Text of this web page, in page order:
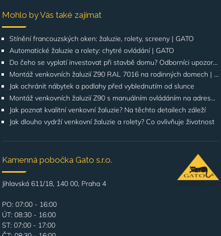
Mohlo by Vás také zajímat
Stínění francouzských oken: žaluzie, rolety, screeny | GATO
Automatické žaluzie a rolety: chytré ovládání | GATO
Do čeho se vyplatí investovat při stavbě domu? Odborníci upozorňují na stínění oken
Montáž venkovních žaluzií Z90 RAL 7016 na rodinných domech | Případová studie
Jak ochránit nábytek a podlahy před vyblednutím od slunce
Montáž venkovních žaluzií Z90 s manuálním ovládáním na adrese Štúrova, Praha 4
Jak poznat kvalitní venkovní žaluzie? Na těchto detailech záleží
Jak dlouho vydrží venkovní žaluzie a rolety? Co ovlivňuje životnost
Kamenná pobočka Gato s.r.o.
Jihlavská 611/18, 140 00, Praha 4
PO: 07:00 - 16:00
ÚT: 08:30 - 16:00
ST: 07:00 - 17:00